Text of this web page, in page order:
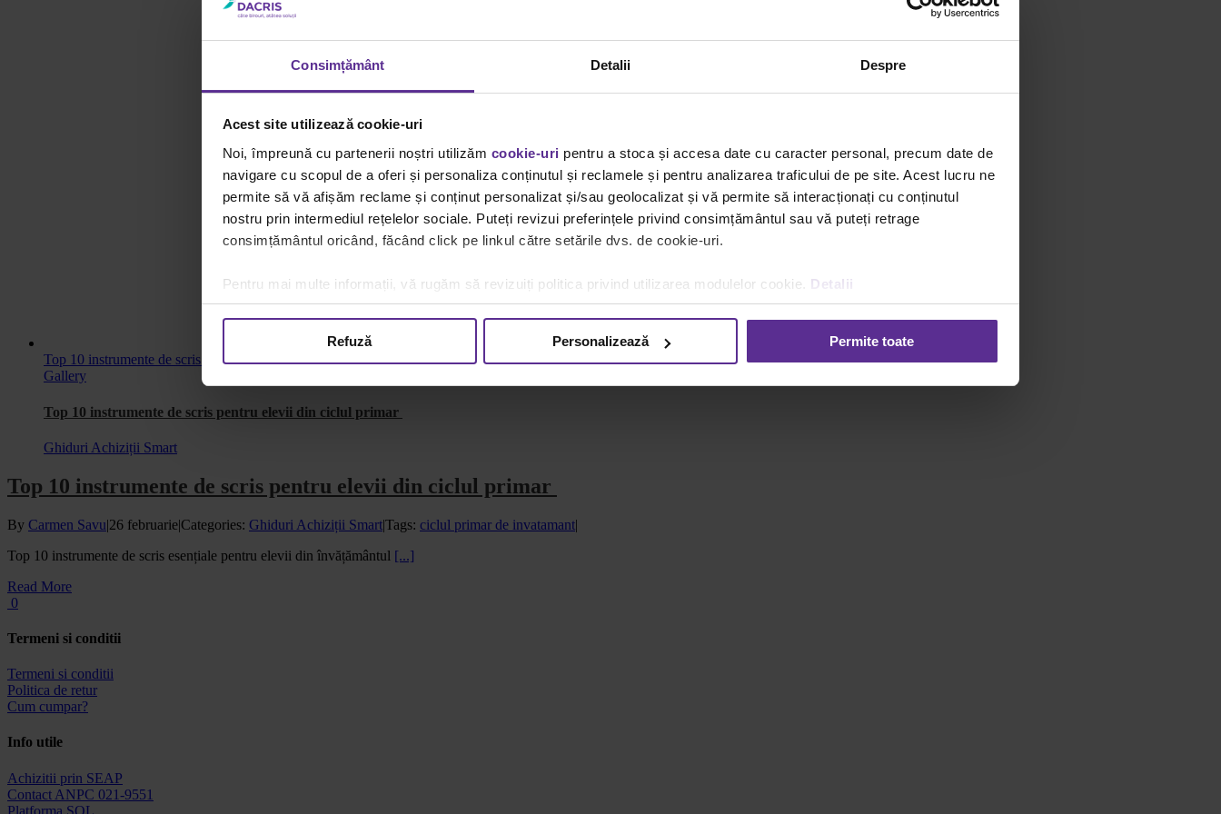
Consimțământ Detalii Despre
Acest site utilizează cookie-uri
Noi, împreună cu partenerii noștri utilizăm cookie-uri pentru a stoca și accesa date cu caracter personal, precum date de
navigare cu scopul de a oferi și personaliza conținutul și reclamele și pentru analizarea traficului de pe site. Acest lucru ne
permite să vă afișăm reclame și conținut personalizat și/sau geolocalizat și vă permite să interacționați cu conținutul
nostru prin intermediul rețelelor sociale. Puteți revizui preferințele privind consimțământul sau vă puteți retrage
consimțământul oricând, făcând click pe linkul către setările dvs. de cookie-uri.
Pentru mai multe informații, vă rugăm să revizuiți politica privind utilizarea modulelor cookie. Detalii
Refuză Personalizează Permite toate
Top 10 instrumente de scris pentru elevii din ciclul primar
Gallery
Top 10 instrumente de scris pentru elevii din ciclul primar
Ghiduri Achiziții Smart
Top 10 instrumente de scris pentru elevii din ciclul primar
By Carmen Savu|26 februarie|Categories: Ghiduri Achiziții Smart|Tags: ciclul primar de invatamant|
Top 10 instrumente de scris esențiale pentru elevii din învățământul [...]
Read More
0
Termeni si conditii
Termeni si conditii
Politica de retur
Cum cumpar?
Info utile
Achizitii prin SEAP
Contact ANPC 021-9551
Platforma SOL